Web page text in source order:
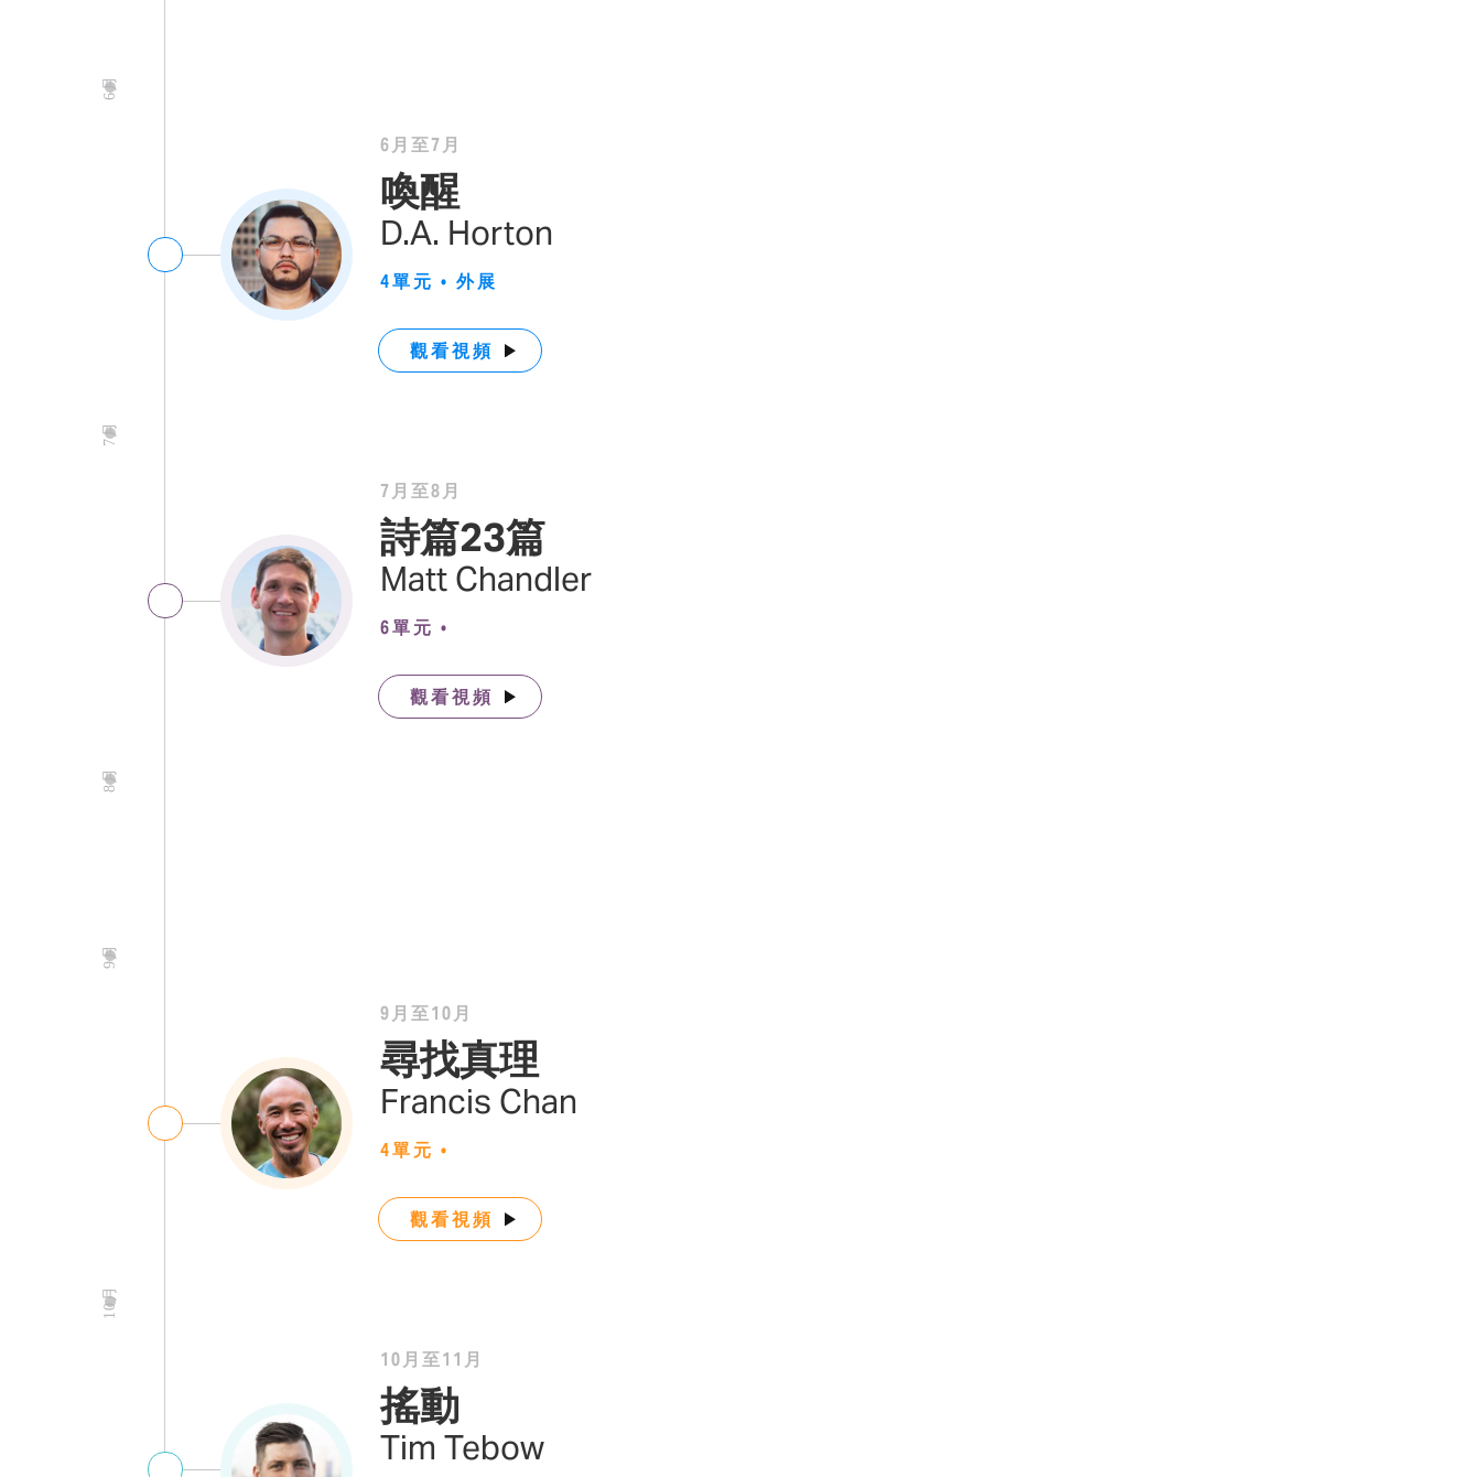
6月
6月至7月
喚醒
D.A. Horton
4單元 • 外展
觀看視頻
7月
7月至8月
詩篇23篇
Matt Chandler
6單元 •
觀看視頻
8月
9月
9月至10月
尋找真理
Francis Chan
4單元 •
觀看視頻
10月
10月至11月
搖動
Tim Tebow